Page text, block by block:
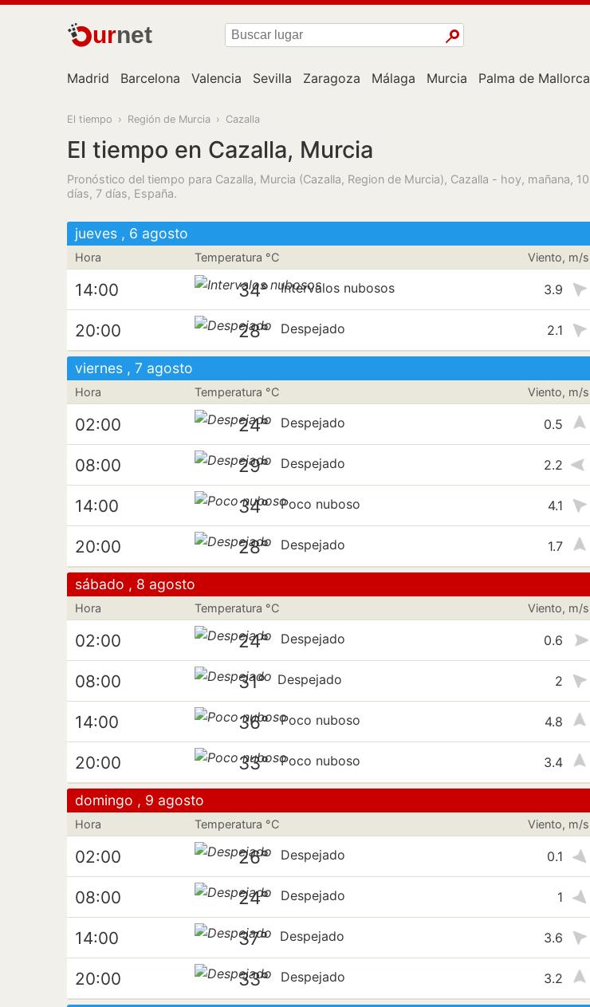
urnet
Madrid Barcelona Valencia Sevilla Zaragoza Málaga Murcia Palma de Mallorca
El tiempo › Región de Murcia › Cazalla
El tiempo en Cazalla, Murcia
Pronóstico del tiempo para Cazalla, Murcia (Cazalla, Region de Murcia), Cazalla - hoy, mañana, 10
días, 7 días, España.
jueves , 6 agosto
Hora Temperatura °C Viento, m/s
14:00 34° Intervalos nubosos 3.9
20:00 28° Despejado 2.1
viernes , 7 agosto
Hora Temperatura °C Viento, m/s
02:00 24° Despejado 0.5
08:00 29° Despejado 2.2
14:00 34° Poco nuboso 4.1
20:00 28° Despejado 1.7
sábado , 8 agosto
Hora Temperatura °C Viento, m/s
02:00 24° Despejado 0.6
08:00 31° Despejado 2
14:00 36° Poco nuboso 4.8
20:00 33° Poco nuboso 3.4
domingo , 9 agosto
Hora Temperatura °C Viento, m/s
02:00 26° Despejado 0.1
08:00 24° Despejado 1
14:00 37° Despejado 3.6
20:00 33° Despejado 3.2